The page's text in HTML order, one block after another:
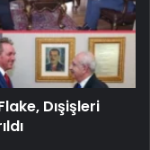
Dışişleri